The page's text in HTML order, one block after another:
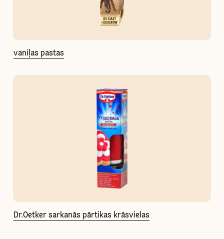
vaniļas pastas
Dr.Oetker sarkanās pārtikas krāsvielas